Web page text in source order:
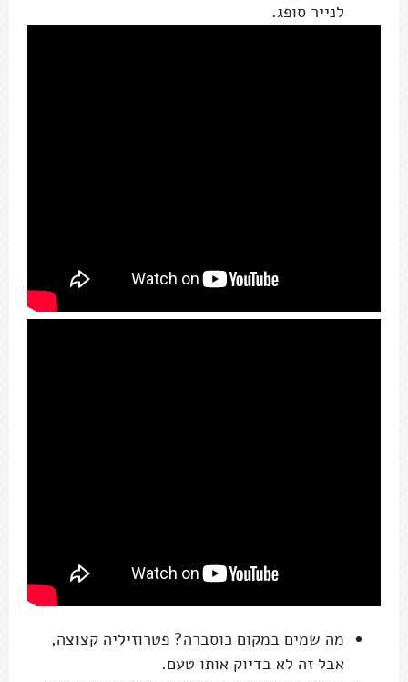
לנייר סופג.
מה שמים במקום כוסברה? פטרוזיליה קצוצה,
אבל זה לא בדיוק אותו טעם.